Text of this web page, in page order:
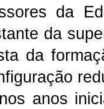
da
da
da
anos